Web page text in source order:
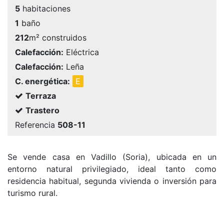
5 habitaciones
1 baño
212m² construidos
Calefacción: Eléctrica
Calefacción: Leña
C. energética:
E
Terraza
Trastero
Referencia 508-11
Se vende casa en Vadillo (Soria), ubicada en un
entorno natural privilegiado, ideal tanto como
residencia habitual, segunda vivienda o inversión para
turismo rural.